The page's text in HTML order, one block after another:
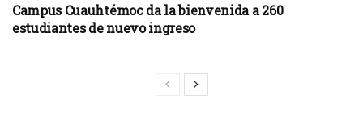
Campus Cuauhtémoc da la bienvenida a 260
estudiantes de nuevo ingreso